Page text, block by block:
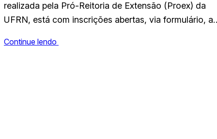
realizada pela Pró-Reitoria de Extensão (Proex) da
UFRN, está com inscrições abertas, via formulário,
precisam contar com até três minutos de duração.
Continue lendo